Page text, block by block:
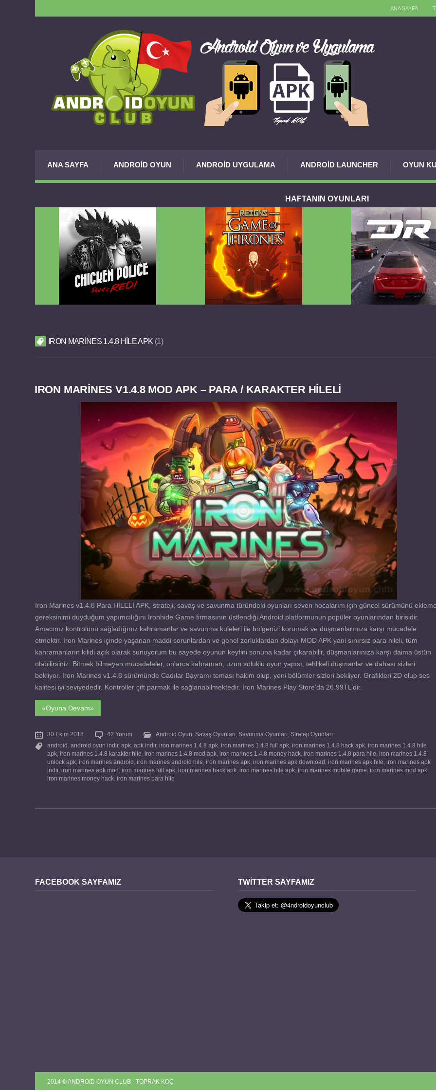
ANA SAYFA
ANA SAYFA ANDROID OYUN ANDROID UYGULAMA ANDROID LAUNCHER OYUN
HAFTANIN OYUNLARI
IRON MARINES 1.4.8 HILE APK 1
IRON MARINES V1.4.8 MOD APK – PARA / KARAKTER HİLELİ
Iron Marines v1.4.8 Para HİLELİ APK, strateji, savaş ve savunma türündeki oyunları seven hocalarım için güncel sürümünü
gereksinimi duyduğum yapımcılığını Ironhide Game firmasının üstlendiği Android platformunun popüler oyunlarından birisidir.
Amacınız kontrolünü sağladığınız kahramanlar ve savunma kuleleri ile bölgenizi korumak ve düşmanlarınıza karşı mücadele
etmektir. Iron Marines içinde yaşanan maddi sorunlardan ve genel zorluklardan dolayı MOD APK yani sınırsız para hileli, tüm
kahramanların kilidi açık olarak sunuyorum bu sayede oyunun keyfini sonuna kadar çıkarabilir, düşmanlarınıza karşı daima üstün
olabilirsiniz. Bitmek bilmeyen mücadeleler, onlarca kahraman, uzun soluklu oyun yapısı, tehlikeli düşmanlar ve dahası sizleri
bekliyor. Iron Marines v1.4.8 sürümünde Cadılar Bayramı teması hakim olup, yeni bölümler sizleri bekliyor. Grafikleri 2D olup ses
kalitesi iyi seviyededir. Kontroller çift parmak ile sağlanabilmektedir. Iron Marines Play Store’da 26.99TL’dir.
«Oyuna Devam»
30 Ekim 2018 42 Yorum Android Oyun, Savaş Oyunları, Savunma Oyunları, Strateji Oyunları
android , android oyun indir, apk, apk indir, iron marines 1.4.8 apk, iron marines 1.4.8 full apk, iron marines 1.4.8 hack apk, iron marines 1.4.8 hile
apk, iron marines 1.4.8 karakter hile, iron marines 1.4.8 mod apk, iron marines 1.4.8 money hack, iron marines 1.4.8 para hile, iron marines 1.4.8
unlock apk, iron marines android , iron marines android hile, iron marines apk, iron marines apk download , iron marines apk hile, iron marines apk
indir, iron marines apk mod , iron marines full apk, iron marines hack apk, iron marines hile apk, iron marines mobile game, iron marines mod apk,
iron marines money hack, iron marines para hile
FACEBOOK SAYFAMIZ TWITTER SAYFAMIZ
2014 © ANDROID OYUN CLUB - TOPRAK KOÇ